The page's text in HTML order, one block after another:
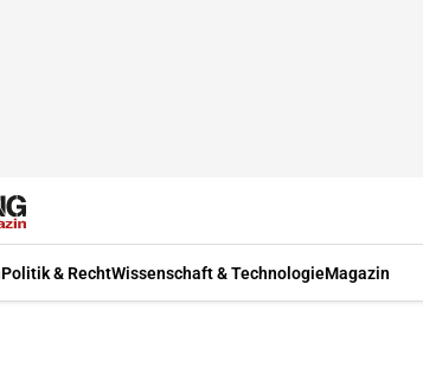
Politik & RechtWissenschaft & TechnologieMagazin